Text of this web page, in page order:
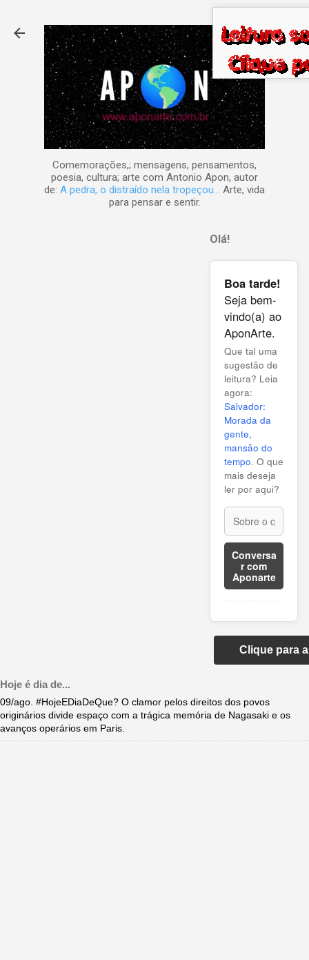
Comemorações,; mensagens, pensamentos,
poesia, cultura; arte com Antonio Apon, autor
de: A pedra, o distraído nela tropeçou... Arte, vida
para pensar e sentir.
Olá!
Boa tarde!
Seja bem-
vindo(a) ao
AponArte.
Que tal uma
sugestão de
leitura? Leia
agora:
Salvador:
Morada da
gente,
mansão do
tempo. O que
mais deseja
ler por aqui?
Conversa
r com
Aponarte
Clique para
Hoje é dia de...
09/ago. #HojeEDiaDeQue? O clamor pelos direitos dos povos
originários divide espaço com a trágica memória de Nagasaki e os
avanços operários em Paris.